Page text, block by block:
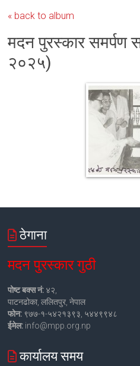
« back to album
मदन पुरस्कार समर्पण
२०२५)
ठेगाना
मदन पुरस्कार गुठी
पोष्ट बक्स नं: ४२,
पाटनढोका, ललितपुर, नेपाल
फोन: ९७७-१-५४२१३९३, ५४४९९४८
ईमेल: info@mpp.org.np
कार्यालय समय